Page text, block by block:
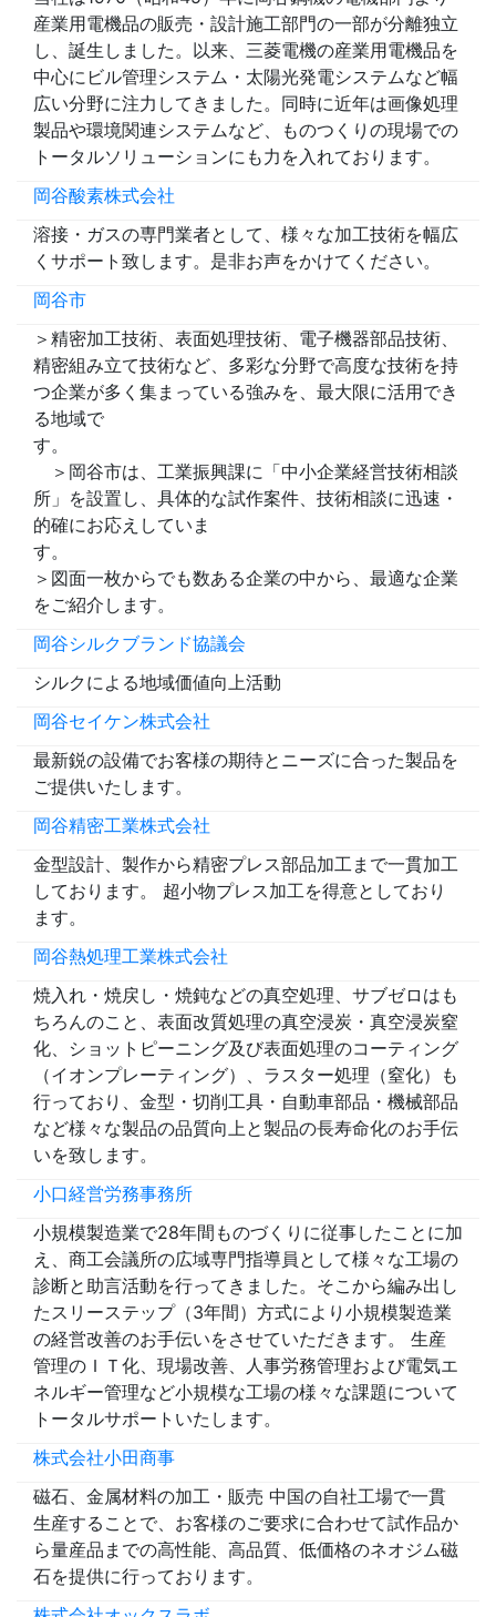
産業用電機品の販売・設計施工部門の一部が分離独立
し、誕生しました。以来、三菱電機の産業用電機品を
中心にビル管理システム・太陽光発電システムなど幅
広い分野に注力してきました。同時に近年は画像処理
製品や環境関連システムなど、ものつくりの現場での
トータルソリューションにも力を入れております。
岡谷酸素株式会社
溶接・ガスの専門業者として、様々な加工技術を幅広
くサポート致します。是非お声をかけてください。
岡谷市
＞精密加工技術、表面処理技術、電子機器部品技術、
精密組み立て技術など、多彩な分野で高度な技術を持
つ企業が多く集まっている強みを、最大限に活用でき
る地域で
す
＞岡谷市は、工業振興課に「中小企業経営技術相談
所」を設置し、具体的な試作案件、技術相談に迅速・
的確にお応えしていま
＞図面一枚からでも数ある企業の中から、最適な企業
をご紹介します。
岡谷シルクブランド協議会
シルクによる地域価値向上活動
岡谷セイケン株式会社
最新鋭の設備でお客様の期待とニーズに合った製品を
ご提供いたします。
岡谷精密工業株式会社
金型設計、製作から精密プレス部品加工まで一貫加工
しております。 超小物プレス加工を得意としており
ます。
岡谷熱処理工業株式会社
焼入れ・焼戻し・焼鈍などの真空処理、サブゼロはも
ちろんのこと、表面改質処理の真空浸炭・真空浸炭窒
化、ショットピーニング及び表面処理のコーティング
（イオンプレーティング）、ラスター処理（窒化）も
行っており、金型・切削工具・自動車部品・機械部品
など様々な製品の品質向上と製品の長寿命化のお手伝
いを致します。
小口経営労務事務所
小規模製造業で28年間ものづくりに従事したことに加
え、商工会議所の広域専門指導員として様々な工場の
診断と助言活動を行ってきました。そこから編み出し
たスリーステップ（3年間）方式により小規模製造業
の経営改善のお手伝いをさせていただきます。 生産
管理のＩＴ化、現場改善、人事労務管理および電気エ
ネルギー管理など小規模な工場の様々な課題について
トータルサポートいたします。
株式会社小田商事
磁石、金属材料の加工・販売 中国の自社工場で一貫
生産することで、お客様のご要求に合わせて試作品か
ら量産品までの高性能、高品質、低価格のネオジム磁
石を提供に行っております。